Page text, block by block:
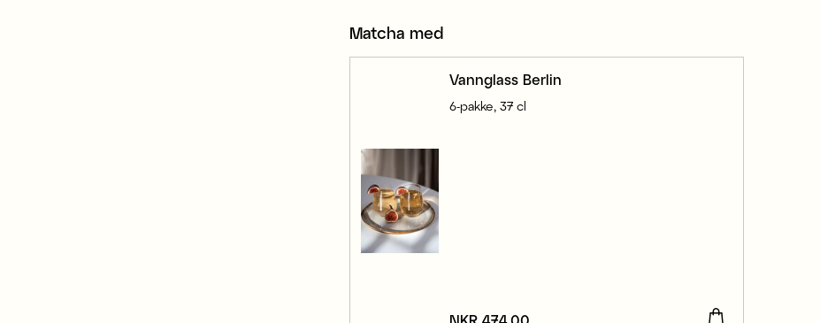
Matcha med
Vannglass Berlin
6-pakke, 37 cl